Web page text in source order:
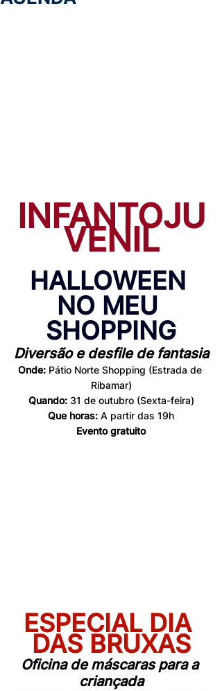
INFANTOJU
VENIL
HALLOWEEN
NO MEU
SHOPPING
Diversão e desfile de fantasia
Onde: Pátio Norte Shopping (Estrada de
Ribamar)
Quando: 31 de outubro (Sexta-feira)
Que horas: A partir das 19h
Evento gratuito
ESPECIAL DIA
DAS BRUXAS
Oficina de máscaras para a
criançada